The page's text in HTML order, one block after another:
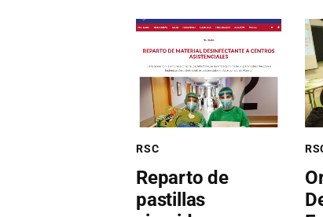
RSC
Reparto de
pastillas